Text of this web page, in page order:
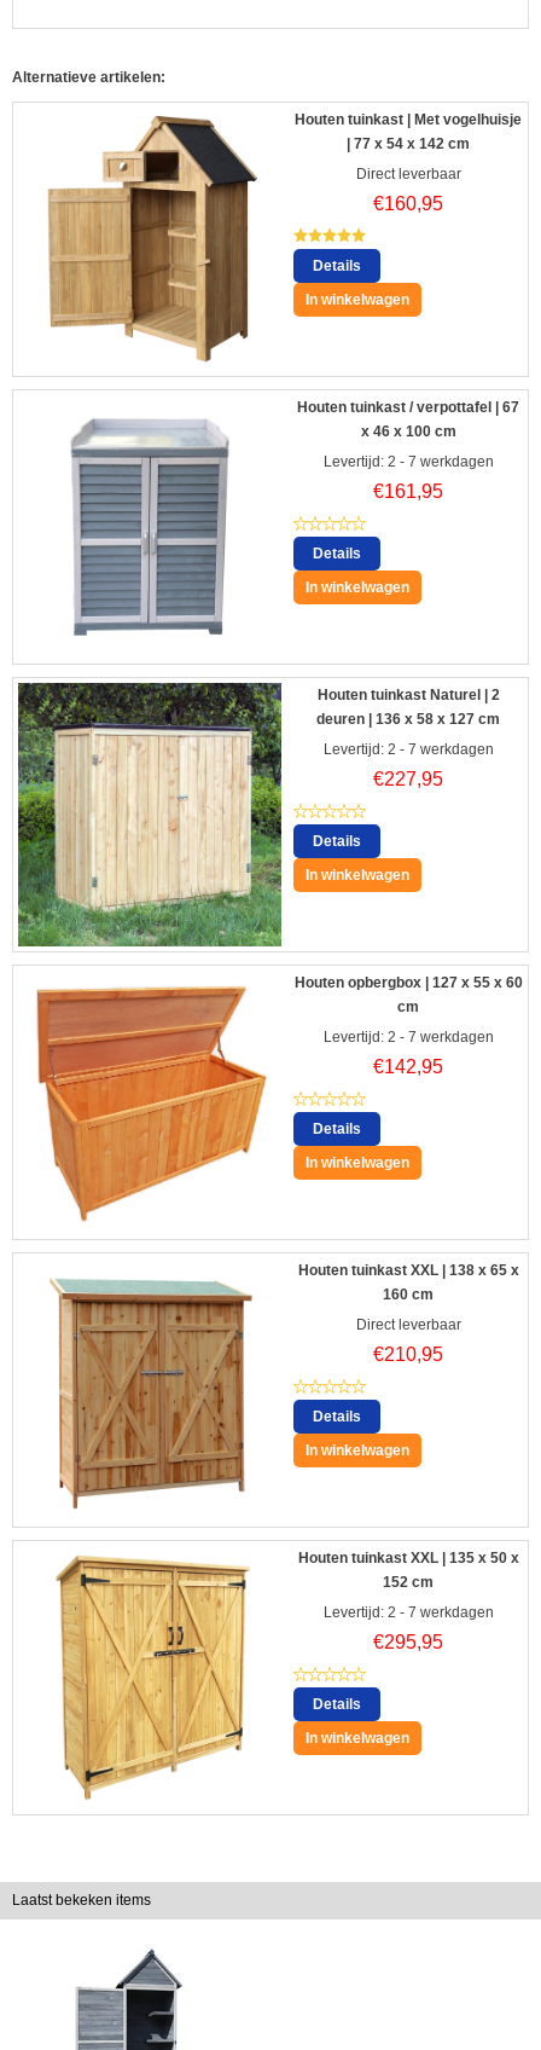
Alternatieve artikelen:
Houten tuinkast | Met vogelhuisje
| 77 x 54 x 142 cm
Direct leverbaar
€160,95
Details
In winkelwagen
Houten tuinkast / verpottafel | 67
x 46 x 100 cm
Levertijd: 2 - 7 werkdagen
€161,95
Details
In winkelwagen
Houten tuinkast Naturel | 2
deuren | 136 x 58 x 127 cm
Levertijd: 2 - 7 werkdagen
€227,95
Details
In winkelwagen
Houten opbergbox | 127 x 55 x 60
cm
Levertijd: 2 - 7 werkdagen
€142,95
Details
In winkelwagen
Houten tuinkast XXL | 138 x 65 x
160 cm
Direct leverbaar
€210,95
Details
In winkelwagen
Houten tuinkast XXL | 135 x 50 x
152 cm
Levertijd: 2 - 7 werkdagen
€295,95
Details
In winkelwagen
Laatst bekeken items